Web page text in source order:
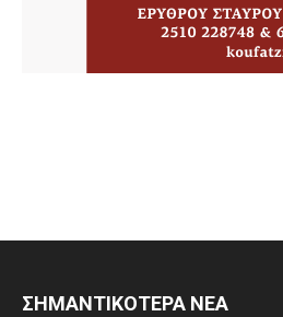
ΣΗΜΑΝΤΙΚΟΤΕΡΑ ΝΕΑ